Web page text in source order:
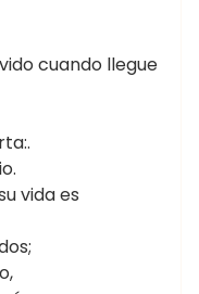
cuando llegue
vida es